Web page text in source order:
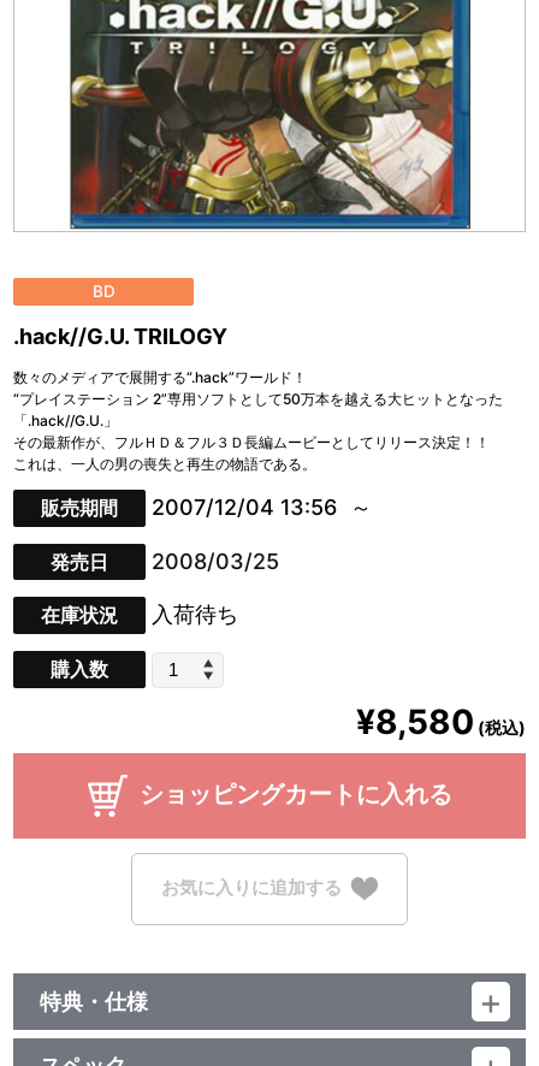
BD
.hack//G.U. TRILOGY
数々のメディアで展開する“.hack”ワールド！
“プレイステーション 2”専用ソフトとして50万本を越える大ヒットとなった
「.hack//G.U.」
その最新作が、フルＨＤ＆フル３Ｄ長編ムービーとしてリリース決定！！
これは、一人の男の喪失と再生の物語である。
販売期間 2007/12/04 13:56
発売日 2008/03/25
在庫状況 入荷待ち
購入数
¥8,580 (税込)
ショッピングカートに入れる
お気に入りに追加する
特典・仕様
初回封入特典